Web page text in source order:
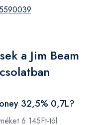
a Jim Beam
32,5% 0,7L?
6 145Ft-tól